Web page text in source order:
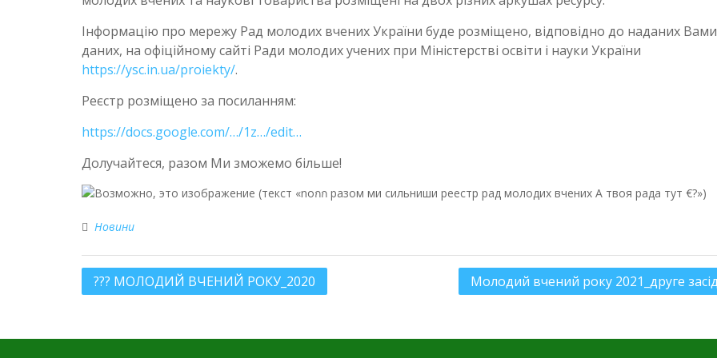
Інформацію про мережу Рад молодих вчених України буде розміщено, відповідно до наданих Вами
даних, на офіційному сайті Ради молодих учених при Міністерстві освіти і науки України
https://ysc.in.ua/proiekty/.
Реєстр розміщено за посиланням:
https://docs.google.com/…/1z…/edit…
Долучайтеся, разом Ми зможемо більше!
Новини
??? МОЛОДИЙ ВЧЕНИЙ РОКУ_2020 Молодий вчений року 2021_друге